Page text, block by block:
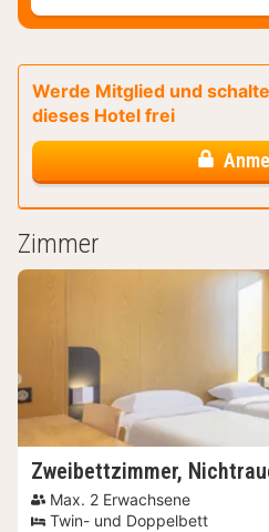
Werde Mitglied und
dieses Hotel frei
Zimmer
Zweibettzimmer,
Max. 2 Erwachsene
Twin- und Doppelbett